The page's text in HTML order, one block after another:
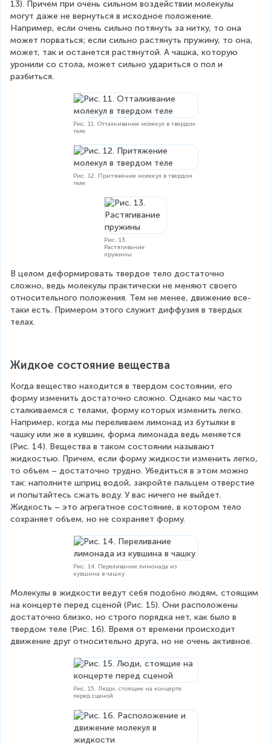
13). Причем при очень сильном воздействии молекулы
могут даже не вернуться в исходное положение.
Например, если очень сильно потянуть за нитку, то она
может порваться; если сильно растянуть пружину, то она,
может, так и останется растянутой. А чашка, которую
уронили со стола, может сильно удариться о пол и
разбиться.
Рис. 11. Отталкивание молекул в твердом
теле
Рис. 12. Притяжение молекул в твердом
теле
Рис. 13.
Растягивание
пружины
В целом деформировать твердое тело достаточно
сложно, ведь молекулы практически не меняют своего
относительного положения. Тем не менее, движение все-
таки есть. Примером этого служит диффузия в твердых
телах.
Жидкое состояние вещества
Когда вещество находится в твердом состоянии, его
форму изменить достаточно сложно. Однако мы часто
сталкиваемся с телами, форму которых изменить легко.
Например, когда мы переливаем лимонад из бутылки в
чашку или же в кувшин, форма лимонада ведь меняется
(Рис. 14). Вещества в таком состоянии называют
жидкостью. Причем, если форму жидкости изменить легко,
то объем – достаточно трудно. Убедиться в этом можно
так: наполните шприц водой, закройте пальцем отверстие
и попытайтесь сжать воду. У вас ничего не выйдет.
Жидкость – это агрегатное состояние, в котором тело
сохраняет объем, но не сохраняет форму.
Рис. 14. Переливание лимонада из
кувшина в чашку
Молекулы в жидкости ведут себя подобно людям, стоящим
на концерте перед сценой (Рис. 15). Они расположены
достаточно близко, но строго порядка нет, как было в
твердом теле (Рис. 16). Время от времени происходит
движение друг относительно друга, но не очень активное.
Рис. 15. Люди, стоящие на концерте
перед сценой